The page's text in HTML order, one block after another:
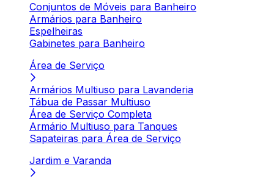
Conjuntos de Móveis para Banheiro
Armários para Banheiro
Espelheiras
Gabinetes para Banheiro
Área de Serviço
Armários Multiuso para Lavanderia
Tábua de Passar Multiuso
Área de Serviço Completa
Armário Multiuso para Tanques
Sapateiras para Área de Serviço
Jardim e Varanda